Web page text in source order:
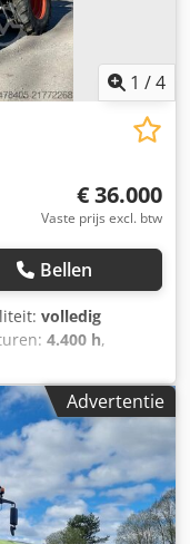
1 /4
€ 36.000
Vaste prijs excl. btw
Bellen
volledig
4.400 h,
, Uitrusting:
FL80
Advertentie